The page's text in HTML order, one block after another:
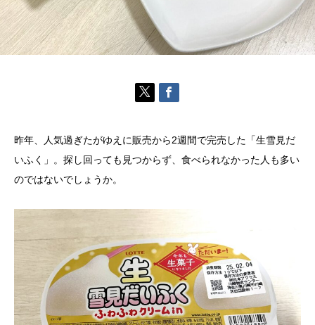
昨年、人気過ぎたがゆえに販売から2週間で完売した「生雪見だ
いふく」。探し回っても見つからず、食べられなかった人も多い
のではないでしょうか。